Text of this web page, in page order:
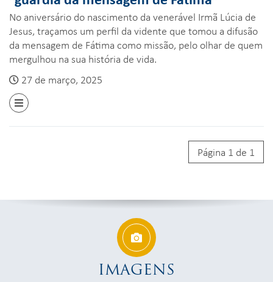
No aniversário do nascimento da venerável Irmã Lúcia de
Jesus, traçamos um perfil da vidente que tomou a difusão
da mensagem de Fátima como missão, pelo olhar de quem
mergulhou na sua história de vida.
27 de março, 2025
Página 1 de 1
IMAGENS